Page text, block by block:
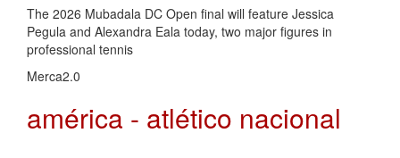
The 2026 Mubadala DC Open final will feature Jessica
Pegula and Alexandra Eala today, two major figures in
professional tennis
Merca2.0
américa - atlético nacional